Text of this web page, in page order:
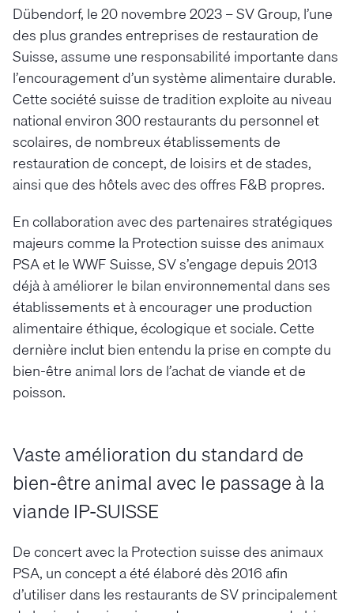
Dübendorf, le 20 novembre 2023 – SV Group, l’une
des plus grandes entreprises de restauration de
Suisse, assume une responsabilité importante dans
l’encouragement d’un système alimentaire durable.
Cette société suisse de tradition exploite au niveau
national environ 300 restaurants du personnel et
scolaires, de nombreux établissements de
restauration de concept, de loisirs et de stades,
ainsi que des hôtels avec des offres F&B propres.
En collaboration avec des partenaires stratégiques
majeurs comme la Protection suisse des animaux
PSA et le WWF Suisse, SV s’engage depuis 2013
déjà à améliorer le bilan environnemental dans ses
établissements et à encourager une production
alimentaire éthique, écologique et sociale. Cette
dernière inclut bien entendu la prise en compte du
bien-être animal lors de l’achat de viande et de
poisson.
Vaste amélioration du standard de
bien-être animal avec le passage à la
viande IP-SUISSE
De concert avec la Protection suisse des animaux
PSA, un concept a été élaboré dès 2016 afin
d’utiliser dans les restaurants de SV principalement